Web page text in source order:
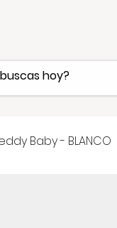
Baby - BLANCO